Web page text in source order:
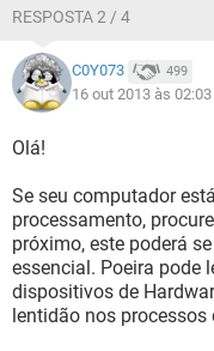
RESPOSTA 2 / 4
C0Y073 499
16 out 2013 às 02:03
Olá!
Se seu computador
processamento,
próximo, este poderá
essencial. Poeira pode
dispositivos de
lentidão nos processos